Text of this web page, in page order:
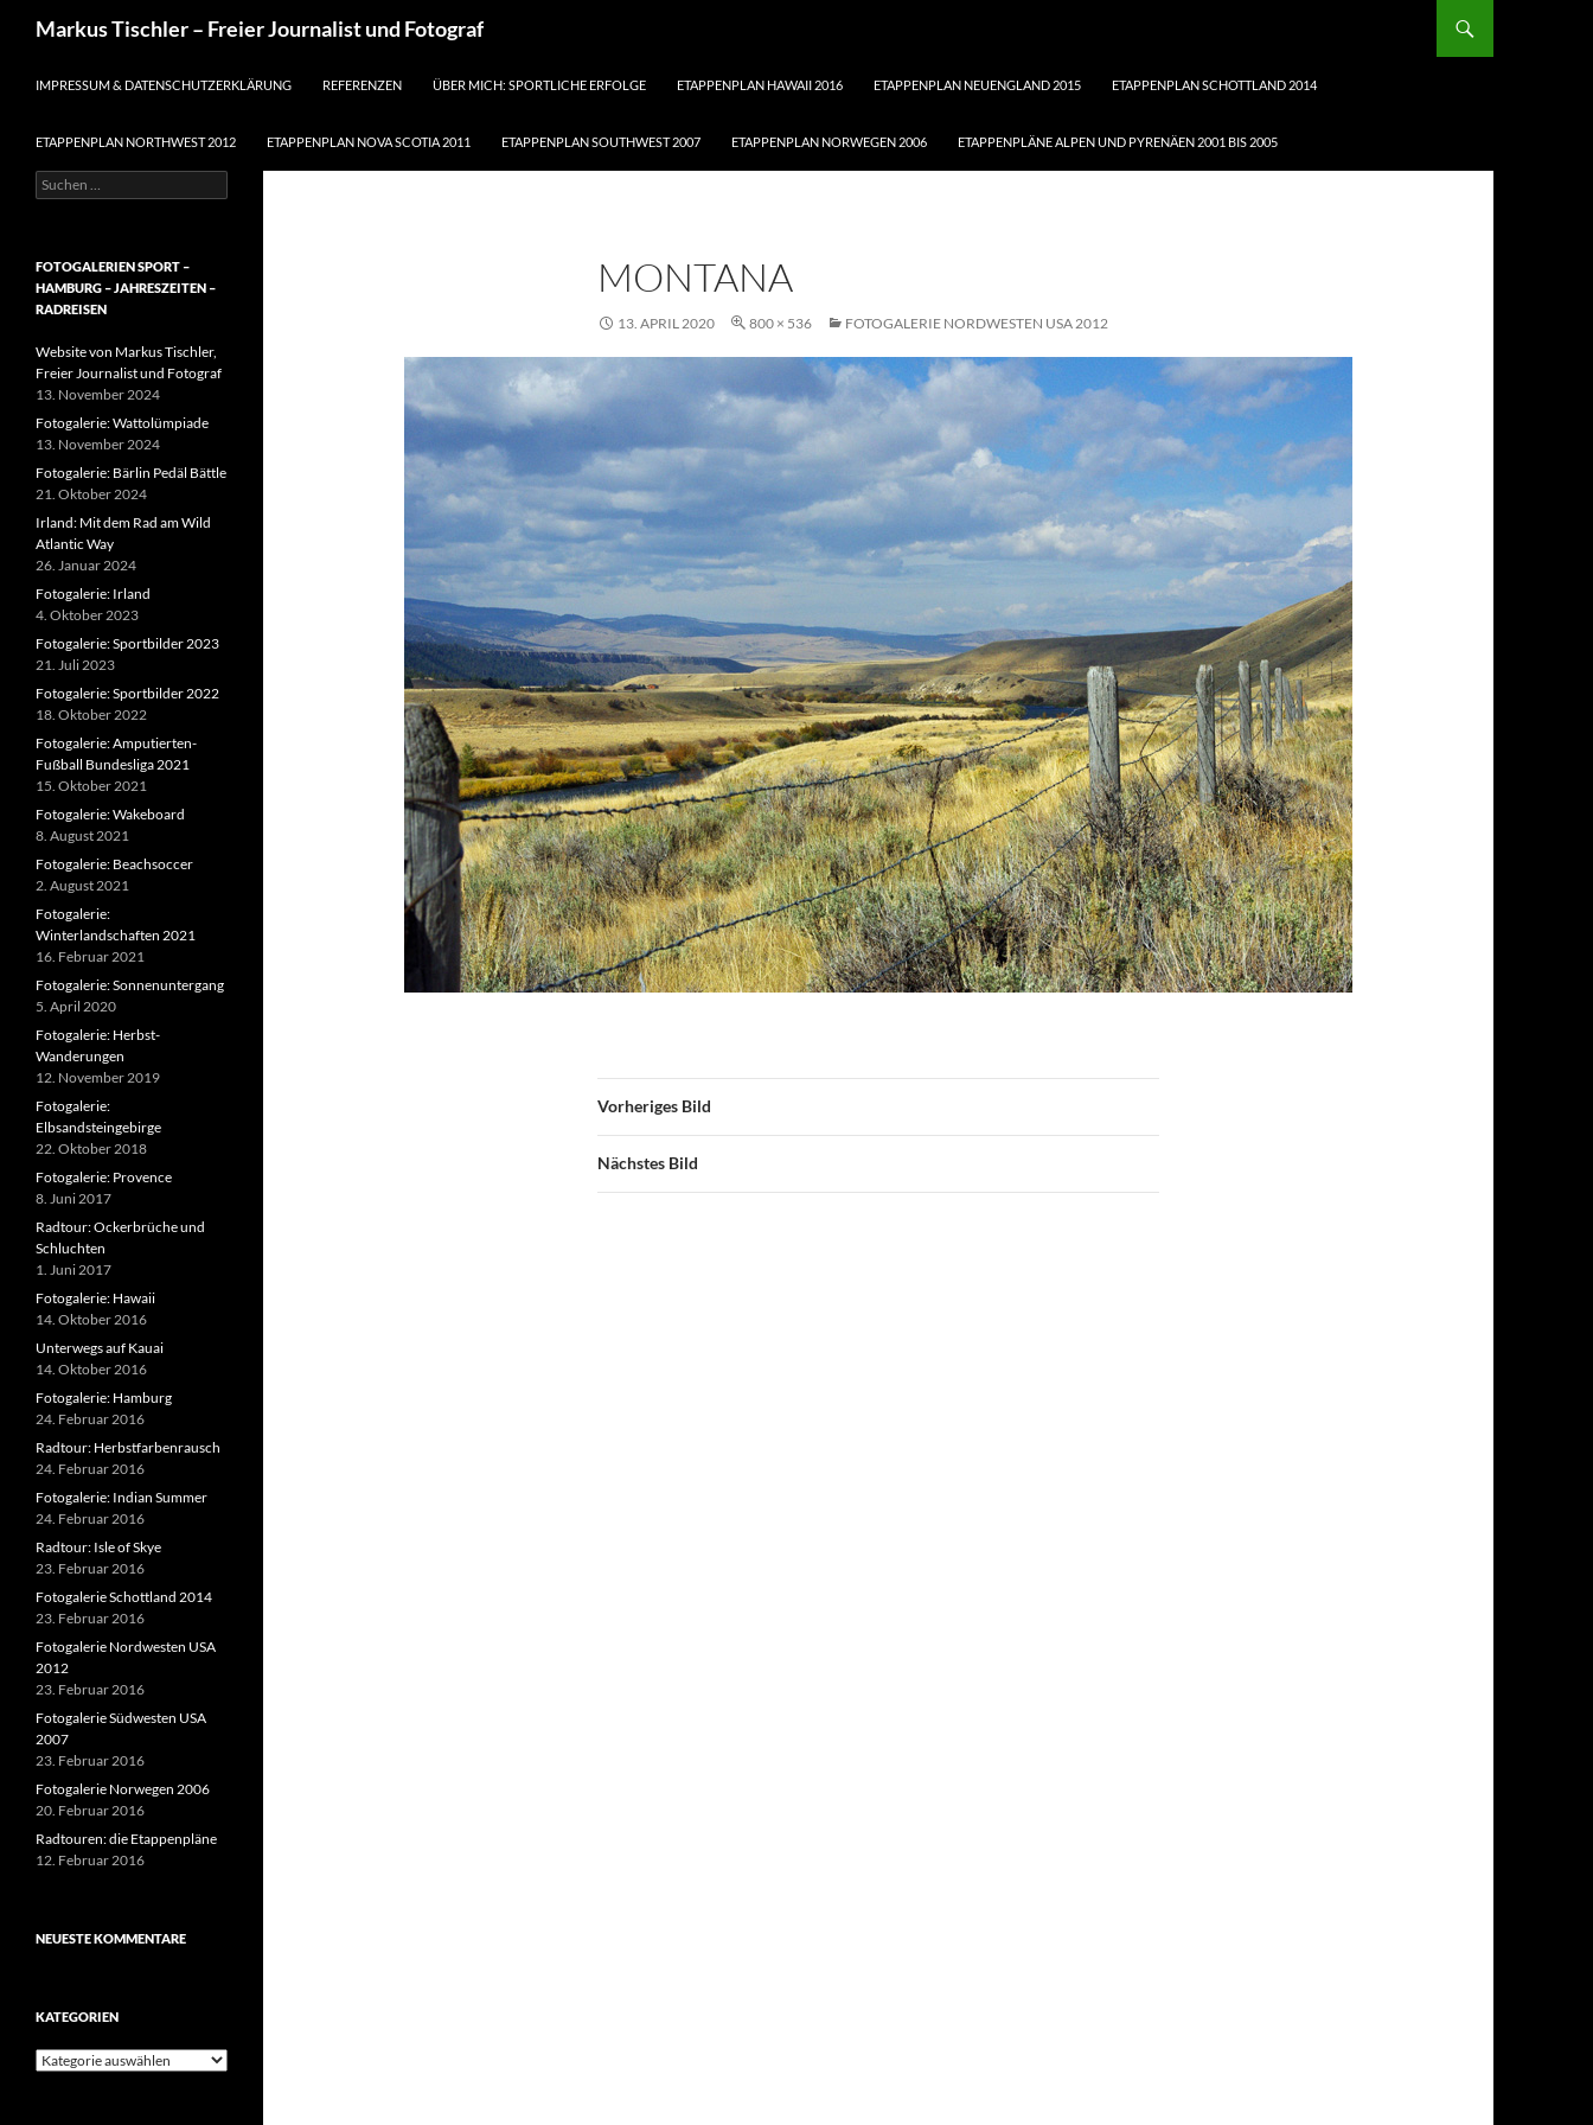
Markus Tischler – Freier Journalist und Fotograf
IMPRESSUM & DATENSCHUTZERKLÄRUNG
REFERENZEN ÜBER MICH: SPORTLICHE ERFOLGE ETAPPENPLAN HAWAII 2016 ETAPPENPLAN NEUENGLAND 2015 ETAPPENPLAN SCHOTTLAND 2014
ETAPPENPLAN NORTHWEST 2012 ETAPPENPLAN NOVA SCOTIA 2011 ETAPPENPLAN SOUTHWEST 2007 ETAPPENPLAN NORWEGEN 2006 ETAPPENPLÄNE ALPEN UND PYRENÄEN 2001 BIS 2005
MONTANA
13. APRIL 2020 800 × 536 FOTOGALERIE NORDWESTEN USA 2012
Vorheriges Bild
Nächstes Bild
Suchen
nach:
FOTOGALERIEN SPORT –
HAMBURG – JAHRESZEITEN –
RADREISEN
Website von Markus Tischler,
Freier Journalist und Fotograf
13. November 2024
Fotogalerie: Wattolümpiade
13. November 2024
Fotogalerie: Bärlin Pedäl Bättle
21. Oktober 2024
Irland: Mit dem Rad am Wild
Atlantic Way
26. Januar 2024
Fotogalerie: Irland
4. Oktober 2023
Fotogalerie: Sportbilder 2023
21. Juli 2023
Fotogalerie: Sportbilder 2022
18. Oktober 2022
Fotogalerie: Amputierten-
Fußball Bundesliga 2021
15. Oktober 2021
Fotogalerie: Wakeboard
8. August 2021
Fotogalerie: Beachsoccer
2. August 2021
Fotogalerie:
Winterlandschaften 2021
16. Februar 2021
Fotogalerie: Sonnenuntergang
5. April 2020
Fotogalerie: Herbst-
Wanderungen
12. November 2019
Fotogalerie:
Elbsandsteingebirge
22. Oktober 2018
Fotogalerie: Provence
8. Juni 2017
Radtour: Ockerbrüche und
Schluchten
1. Juni 2017
Fotogalerie: Hawaii
14. Oktober 2016
Unterwegs auf Kauai
14. Oktober 2016
Fotogalerie: Hamburg
24. Februar 2016
Radtour: Herbstfarbenrausch
24. Februar 2016
Fotogalerie: Indian Summer
24. Februar 2016
Radtour: Isle of Skye
23. Februar 2016
Fotogalerie Schottland 2014
23. Februar 2016
Fotogalerie Nordwesten USA
2012
23. Februar 2016
Fotogalerie Südwesten USA
2007
23. Februar 2016
Fotogalerie Norwegen 2006
20. Februar 2016
Radtouren: die Etappenpläne
12. Februar 2016
NEUESTE KOMMENTARE
KATEGORIEN
Kategorien